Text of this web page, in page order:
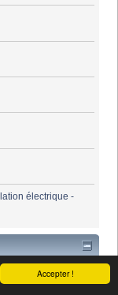
Accepter !
électrique -